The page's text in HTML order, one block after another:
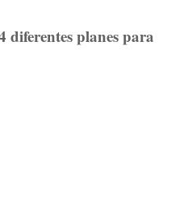
diferentes planes para